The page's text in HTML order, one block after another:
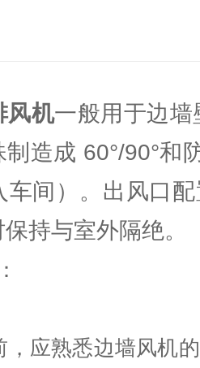
风机一般用于边墙
造成 60°/90°和
车间）。出风口
持与室外隔绝。
熟悉边墙风机的